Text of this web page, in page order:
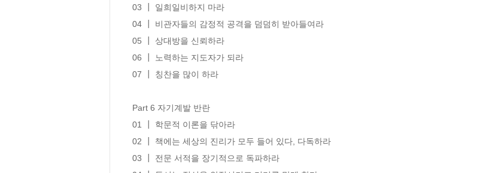
03 ┃ 일희일비하지 마라
04 ┃ 비관자들의 감정적 공격을 덤덤히 받아들여라
05 ┃ 상대방을 신뢰하라
06 ┃ 노력하는 지도자가 되라
07 ┃ 칭찬을 많이 하라
Part 6 자기계발 반란
01 ┃ 학문적 이론을 닦아라
02 ┃ 책에는 세상의 진리가 모두 들어 있다, 다독하라
03 ┃ 전문 서적을 장기적으로 독파하라